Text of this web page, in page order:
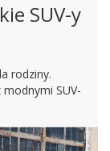
SUV-y
rodziny.
SUV-